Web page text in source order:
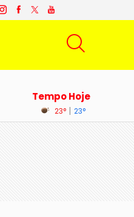
Tempo Hoje
23° | 23°